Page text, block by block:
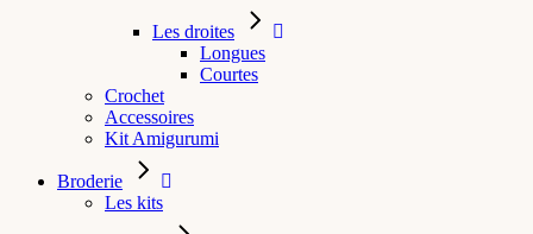
Les droites
Longues
Courtes
Crochet
Accessoires
Kit Amigurumi
Broderie
Les kits